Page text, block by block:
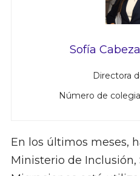
Sofía
Directora
Número de
En los últimos meses,
Ministerio de Inclusión,